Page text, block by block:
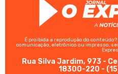
É proibida a reprodução do
comunicação, eletrônico ou impresso,
Rua Silva Jardim, 973 -
18300-220 -